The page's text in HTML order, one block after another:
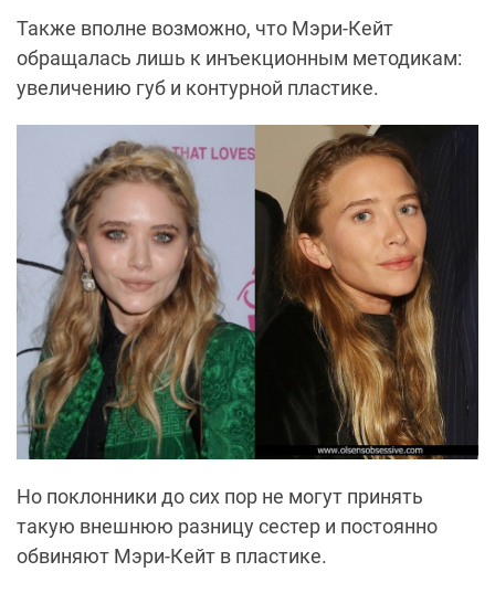
Также вполне возможно, что Мэри-Кейт
обращалась лишь к инъекционным методикам:
увеличению губ и контурной пластике.
Но поклонники до сих пор не могут принять
такую внешнюю разницу сестер и постоянно
обвиняют Мэри-Кейт в пластике.